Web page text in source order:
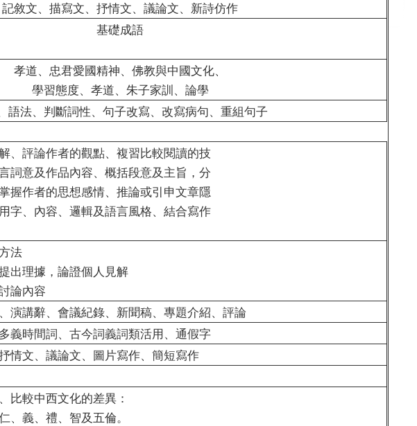
記敘文、描寫文、抒情文、議論文、新詩仿作
基礎成語
孝道、忠君愛國精神、佛教與中國文化、
學習態度、孝道、朱子家訓、論學
語法、判斷詞性、句子改寫、改寫病句、重組句子
、評論作者的觀點、複習比較閱讀的技
詞意及作品內容、概括段意及主旨，分
握作者的思想感情、推論或引申文章隱
字、內容、邏輯及語言風格、結合寫作
法
出理據，論證個人見解
論內容
演講辭、會議紀錄、新聞稿、專題介紹、評論
義時間詞、古今詞義詞類活用、通假字
情文、議論文、圖片寫作、簡短寫作
比較中西文化的差異：
、義、禮、智及五倫。